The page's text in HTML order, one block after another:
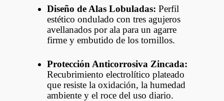
Diseño de Alas Lobuladas: Perfil
estético ondulado con tres agujeros
avellanados por ala para un agarre
firme y embutido de los tornillos.
Protección Anticorrosiva Zincada:
Recubrimiento electrolítico plateado
que resiste la oxidación, la humedad
ambiente y el roce del uso diario.